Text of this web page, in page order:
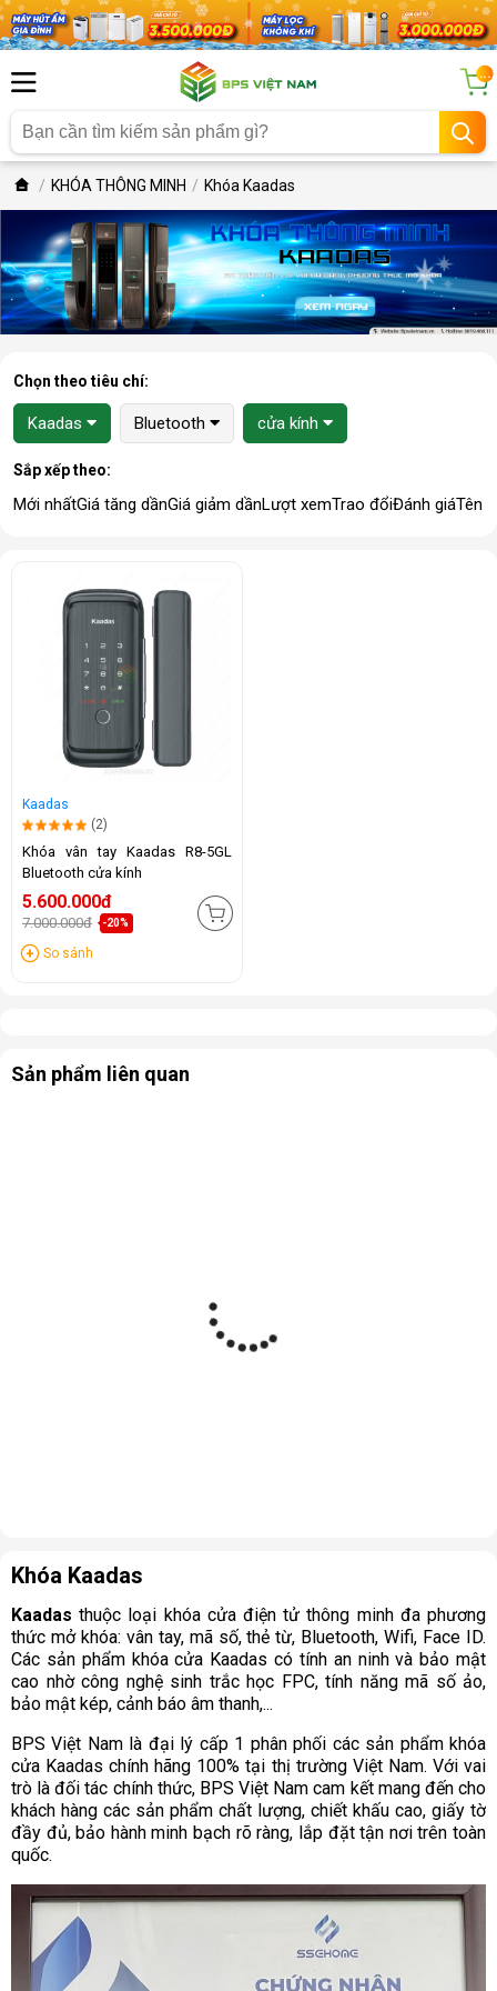
...
KHÓA THÔNG MINH Khóa Kaadas
Chọn theo tiêu chí:
Kaadas Bluetooth cửa kính
Sắp xếp theo:
Mới nhấtGiá tăng dầnGiá giảm dầnLượt xemTrao đổiĐánh giáTên
Kaadas
(2)
Khóa vân tay Kaadas R8-5GL
Bluetooth cửa kính
5.600.000đ
7.000.000đ -20%
So sánh
Sản phẩm liên quan
Khóa Kaadas
Kaadas thuộc loại khóa cửa điện tử thông minh đa phương
thức mở khóa: vân tay, mã số, thẻ từ, Bluetooth, Wifi, Face ID.
Các sản phẩm khóa cửa Kaadas có tính an ninh và bảo mật
cao nhờ công nghệ sinh trắc học FPC, tính năng mã số ảo,
bảo mật kép, cảnh báo âm thanh,...
BPS Việt Nam là đại lý cấp 1 phân phối các sản phẩm khóa
cửa Kaadas chính hãng 100% tại thị trường Việt Nam. Với vai
trò là đối tác chính thức, BPS Việt Nam cam kết mang đến cho
khách hàng các sản phẩm chất lượng, chiết khấu cao, giấy tờ
đầy đủ, bảo hành minh bạch rõ ràng, lắp đặt tận nơi trên toàn
quốc.